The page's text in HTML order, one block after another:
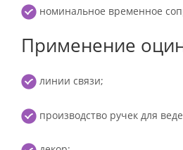
номинальное временное
Применение
линии связи;
производство ручек для